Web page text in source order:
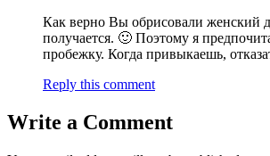
Как верно Вы обрисовали женский
получается. 🙂 Поэтому я
пробежку. Когда привыкаешь,
Reply this comment
Write a Comment